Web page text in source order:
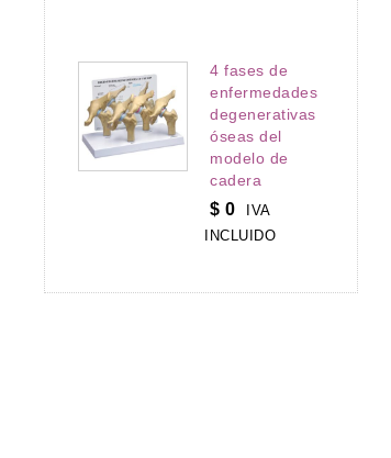
4 fases de
enfermedades
degenerativas
óseas del
modelo de
cadera
$ 0
IVA
INCLUIDO
Super-torso de doble sexo con